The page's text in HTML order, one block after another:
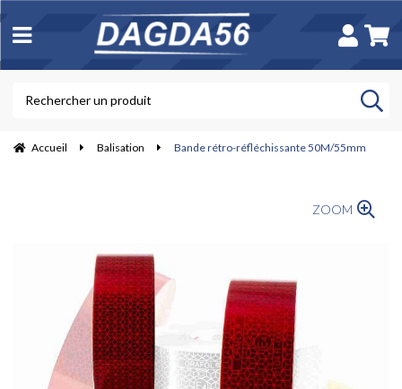
Accueil Balisation Bande rétro-réfléchissante 50M/55mm
ZOOM